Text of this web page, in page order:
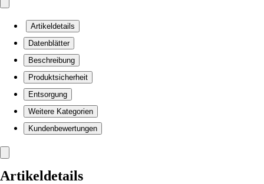
Artikeldetails
Datenblätter
Beschreibung
Produktsicherheit
Entsorgung
Weitere Kategorien
Kundenbewertungen
Artikeldetails